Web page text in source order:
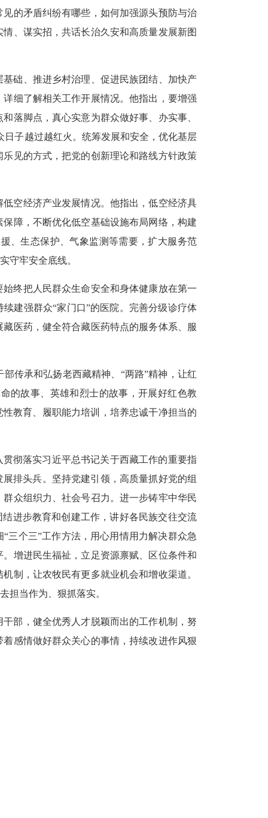
的矛盾纠纷有哪些，如何加强源头预防与治
、谋实招，共话长治久安和高质量发展新图
础、推进乡村治理、促进民族团结、加快产
细了解相关工作开展情况。他指出，要增强
落脚点，真心实意为群众做好事、办实事、
子越过越红火。统筹发展和安全，优化基层
见的方式，把党的创新理论和路线方针政策
空经济产业发展情况。他指出，低空经济具
障，不断优化低空基础设施布局网络，构建
、生态保护、气象监测等需要，扩大服务范
守牢安全底线。
终把人民群众生命安全和身体健康放在第一
建强群众“家门口”的医院。完善分级诊疗体
医药，健全符合藏医药特点的服务体系、服
传承和弘扬老西藏精神、“两路”精神，让红
的故事、英雄和烈士的故事，开展好红色教
教育、履职能力培训，培养忠诚干净担当的
彻落实习近平总书记关于西藏工作的重要指
排头兵。坚持党建引领，高质量抓好党的组
众组织力、社会号召力。进一步铸牢中华民
进步教育和创建工作，讲好各民族交往交流
三个三”工作方法，用心用情用力解决群众急
增进民生福祉，立足资源禀赋、区位条件和
制，让农牧民有更多就业机会和增收渠道。
担当作为、狠抓落实。
部，健全优秀人才脱颖而出的工作机制，努
感情做好群众关心的事情，持续改进作风狠